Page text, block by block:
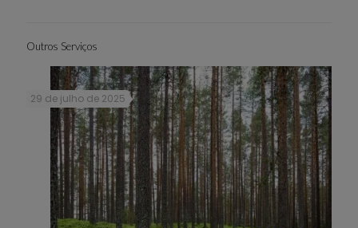
Outros Serviços
29 de julho de 2025